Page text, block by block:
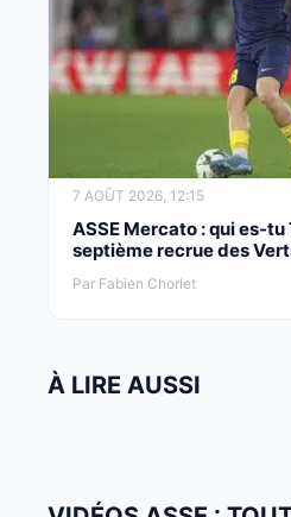
7 AOÛT 2026, 12:15
ASSE Mercato : qui es-
septième recrue des
Par Fabien Chorlet
À LIRE AUSSI